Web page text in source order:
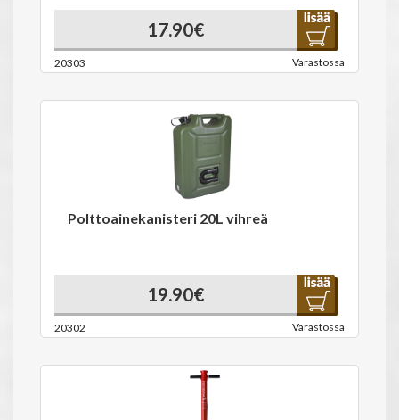
17.90€
20303 Varastossa
Polttoainekanisteri 20L vihreä
19.90€
20302 Varastossa